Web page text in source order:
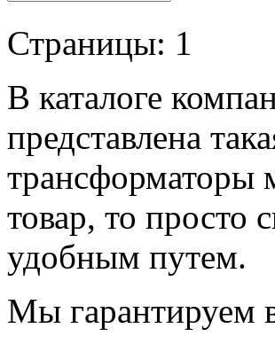
Страницы: 1
В каталоге
представлена
трансформаторы
товар, то просто
удобным путем.
Мы гарантируем